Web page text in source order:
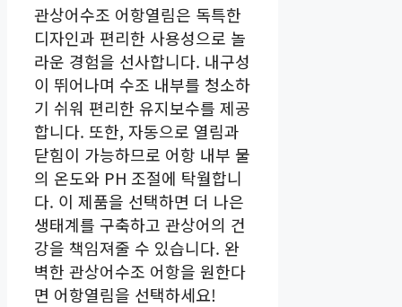
관상어수조 어항열림은 독특한
디자인과 편리한 사용성으로 놀
라운 경험을 선사합니다. 내구성
이 뛰어나며 수조 내부를 청소하
기 쉬워 편리한 유지보수를 제공
합니다. 또한, 자동으로 열림과
닫힘이 가능하므로 어항 내부 물
의 온도와 PH 조절에 탁월합니
다. 이 제품을 선택하면 더 나은
생태계를 구축하고 관상어의 건
강을 책임져줄 수 있습니다. 완
벽한 관상어수조 어항을 원한다
면 어항열림을 선택하세요!